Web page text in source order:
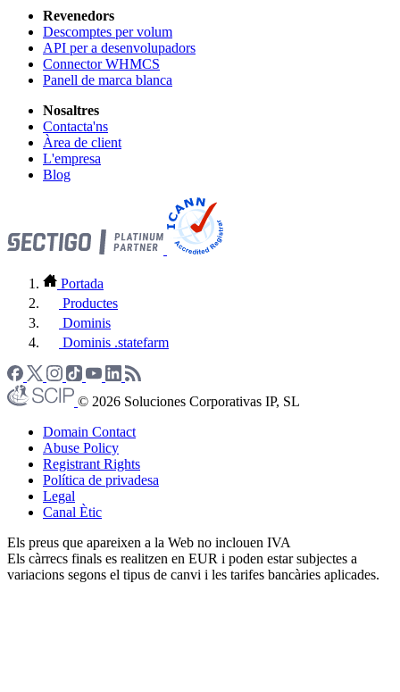
Revenedors
Descomptes per volum
API per a desenvolupadors
Connector WHMCS
Panell de marca blanca
Nosaltres
Contacta'ns
Àrea de client
L'empresa
Blog
Portada
Productes
Dominis
Dominis .statefarm
© 2026 Soluciones Corporativas IP, SL
Domain Contact
Abuse Policy
Registrant Rights
Política de privadesa
Legal
Canal Ètic
Els preus que apareixen a la Web no inclouen IVA
Els càrrecs finals es realitzen en EUR i poden estar subjectes a
variacions segons el tipus de canvi i les tarifes bancàries aplicades.